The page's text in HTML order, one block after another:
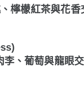
檸檬紅茶與花
、葡萄與龍眼